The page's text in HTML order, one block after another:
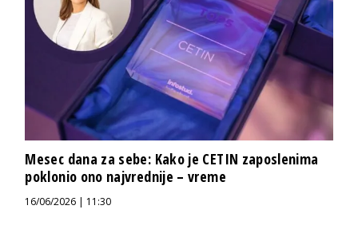
Mesec dana za sebe: Kako je CETIN zaposlenima
poklonio ono najvrednije – vreme
16/06/2026 | 11:30